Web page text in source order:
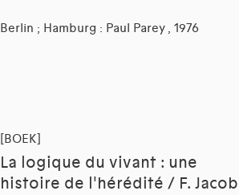
Berlin ; Hamburg : Paul Parey , 1976
[BOEK]
La logique du vivant : une
histoire de l'hérédité / F. Jacob